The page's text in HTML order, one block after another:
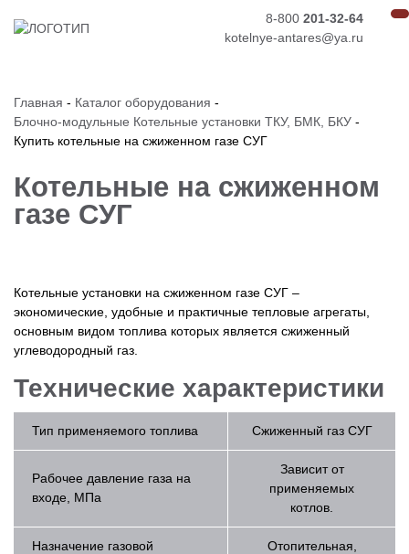
8-800 201-32-64
kotelnye-antares@ya.ru
Главная - Каталог оборудования -
Блочно-модульные Котельные установки ТКУ, БМК, БКУ -
Купить котельные на сжиженном газе СУГ
Котельные на сжиженном
газе СУГ
Котельные установки на сжиженном газе СУГ –
экономические, удобные и практичные тепловые агрегаты,
основным видом топлива которых является сжиженный
углеводородный газ.
Технические характеристики
Тип применяемого топлива Сжиженный газ СУГ
Рабочее давление газа на
входе, МПа
Зависит от
применяемых
котлов.
Назначение газовой
Отопительная,